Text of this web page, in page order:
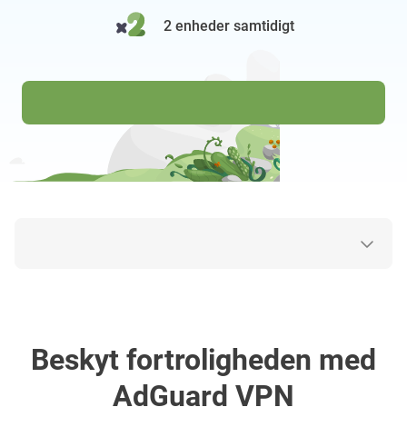
2 enheder samtidigt
Beskyt fortroligheden med
AdGuard VPN